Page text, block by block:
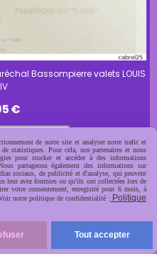
Bassompierre valets LOUIS
€
AU PANIERde notre site et analyser notre trafic et
statistiques. Pour cela, nos partenaires et nous
pour stocker et accéder à des informations
partageons également des informations sur
sociaux, de publicité et d'analyse, qui peuvent
leur avez fournies ou qu'ils ont collectées lors de
votre consentement, enregistré pour 6 mois, à
notre politique de confidentialité : Politique
Tout accepter